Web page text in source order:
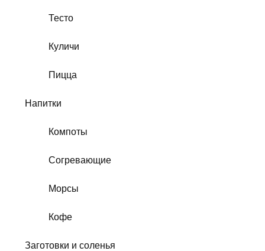
Тесто
Куличи
Пицца
Напитки
Компоты
Согревающие
Морсы
Кофе
Заготовки и соленья